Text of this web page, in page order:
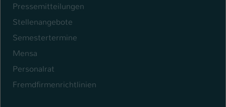
Pressemitteilungen
Stellenangebote
Semestertermine
Mensa
Personalrat
Fremdfirmenrichtlinien